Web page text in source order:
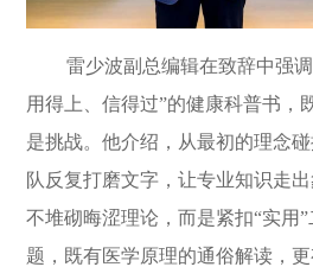
雷少波副总编辑在致辞中强
用得上、信得过”的健康科普书，
是挑战。他介绍，从最初的理念
队反复打磨文字，让专业知识走
不堆砌晦涩理论，而是紧扣“实用”
题，既有医学原理的通俗解读，